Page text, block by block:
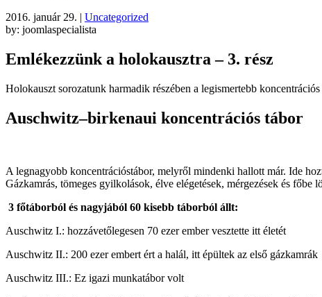
2016. január 29. | Uncategorized
by: joomlaspecialista
Emlékezzünk a holokausztra – 3. rész
Holokauszt sorozatunk harmadik részében a legismertebb
Auschwitz–birkenaui koncentrációs tábor
A legnagyobb koncentrációstábor, melyről mindenki hallott már. Ide
Gázkamrás, tömeges gyilkolások, élve elégetések, mérgezések és
3 főtáborból és nagyjából 60 kisebb táborból állt:
Auschwitz I.: hozzávetőlegesen 70 ezer ember vesztette itt életét
Auschwitz II.: 200 ezer embert ért a halál, itt épültek az első gázkamrák
Auschwitz III.: Ez igazi munkatábor volt